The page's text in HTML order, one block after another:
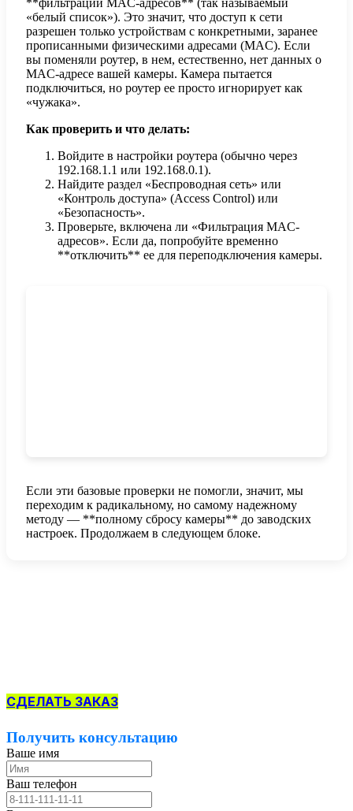
«белый список»). Это значит, что доступ к сети
разрешен только устройствам с конкретными, заранее
прописанными физическими адресами (MAC). Если
вы поменяли роутер, в нем, естественно, нет данных о
MAC-адресе вашей камеры. Камера пытается
подключиться, но роутер ее просто игнорирует как
«чужака».
Как проверить и что делать:
Войдите в настройки роутера (обычно через
192.168.1.1 или 192.168.0.1).
Найдите раздел «Беспроводная сеть» или
«Контроль доступа» (Access Control) или
«Безопасность».
Проверьте, включена ли «Фильтрация MAC-
адресов». Если да, попробуйте временно
**отключить** ее для переподключения камеры.
Если эти базовые проверки не помогли, значит, мы
переходим к радикальному, но самому надежному
методу — **полному сбросу камеры** до заводских
настроек. Продолжаем в следующем блоке.
СДЕЛАТЬ ЗАКАЗ
Получить консультацию
Ваше имя
Ваш телефон